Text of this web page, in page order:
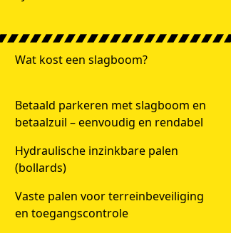
Wat kost een slagboom?
Betaald parkeren met slagboom en
betaalzuil – eenvoudig en rendabel
Hydraulische inzinkbare palen
(bollards)
Vaste palen voor terreinbeveiliging
en toegangscontrole